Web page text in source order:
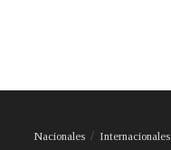
Nacionales Internacionales